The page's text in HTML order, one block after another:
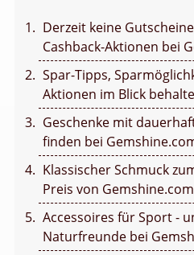
Derzeit keine
Cashback-Aktionen bei
Spar-Tipps,
Aktionen im Blick
Geschenke mit
finden bei
Klassischer Schmuck
Preis von Gemshine.com
Accessoires für Sport -
Naturfreunde bei